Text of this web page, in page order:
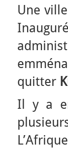
Une
quitter
Il y a